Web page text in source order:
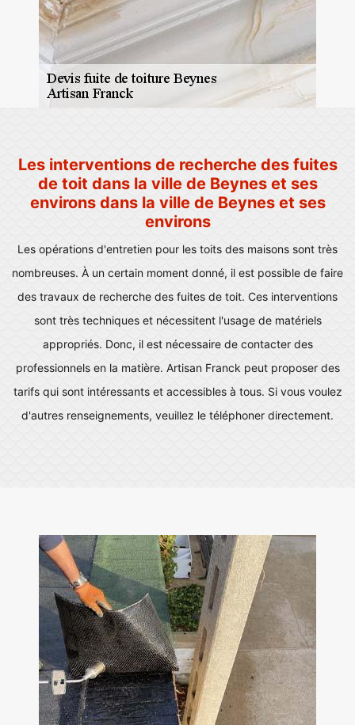
Les interventions de recherche des fuites
de toit dans la ville de Beynes et ses
environs dans la ville de Beynes et ses
environs
Les opérations d'entretien pour les toits des maisons sont très
nombreuses. À un certain moment donné, il est possible de faire
des travaux de recherche des fuites de toit. Ces interventions
sont très techniques et nécessitent l'usage de matériels
appropriés. Donc, il est nécessaire de contacter des
professionnels en la matière. Artisan Franck peut proposer des
tarifs qui sont intéressants et accessibles à tous. Si vous voulez
d'autres renseignements, veuillez le téléphoner directement.